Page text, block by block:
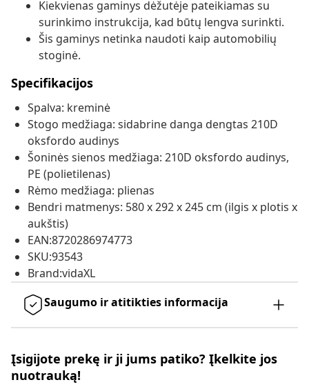
Kiekvienas gaminys dėžutėje pateikiamas su
surinkimo instrukcija, kad būtų lengva surinkti.
Šis gaminys netinka naudoti kaip automobilių
stoginė.
Specifikacijos
Spalva: kreminė
Stogo medžiaga: sidabrine danga dengtas 210D
oksfordo audinys
Šoninės sienos medžiaga: 210D oksfordo audinys,
PE (polietilenas)
Rėmo medžiaga: plienas
Bendri matmenys: 580 x 292 x 245 cm (ilgis x plotis x
aukštis)
EAN:8720286974773
SKU:93543
Brand:vidaXL
Saugumo ir atitikties informacija
Įsigijote prekę ir ji jums patiko? Įkelkite jos
nuotrauką!